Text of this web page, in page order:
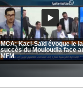
MCA: Kaci-Saïd évoque le
succès du Mouloudia face
MFM